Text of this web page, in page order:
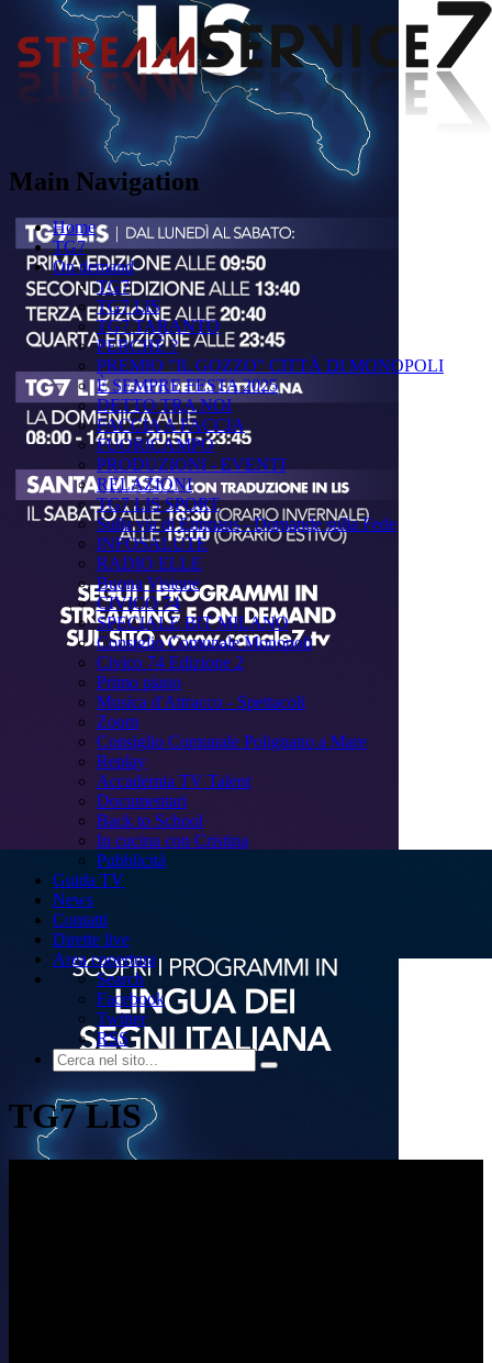
Main Navigation
Home
TG7
On demand
TG7
TG7 LIS
TG7 TARANTO
PERCHÉ ?
PREMIO "IL GOZZO" CITTÀ DI MONOPOLI
È SEMPRE FESTA 2025
DETTO TRA NOI
FACCIA A FACCIA
FUORICAMPO
PRODUZIONI - EVENTI
RELAZIONI
TG7 LIS SPORT
Sulla via di Emmaus - Domande sulla Fede
INFOSALUTE
RADIO ELLE
Buona Visione
CIVICO 74
SPECIALE BIT MILANO
Consiglio Comunale Monopoli
Civico 74 Edizione 2
Primo piano
Musica d'Attracco - Spettacoli
Zoom
Consiglio Comunale Polignano a Mare
Replay
Accademia TV Talent
Documentari
Back to School
In cucina con Cristina
Pubblicità
Guida TV
News
Contatti
Dirette live
Area copertura
Search
Facebook
Twitter
RSS
TG7 LIS